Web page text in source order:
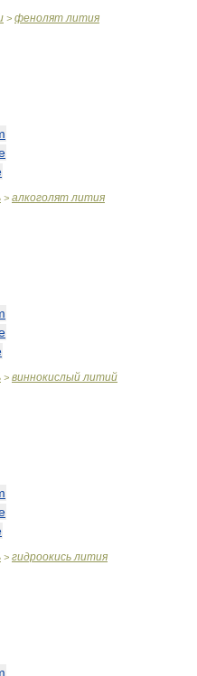
> фенолят лития
> алкоголят лития
> виннокислый литий
> гидроокись лития